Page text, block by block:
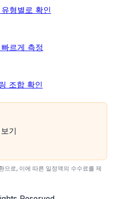
형별로 확인
르게 측정
조합 확인
으로, 이에 따른 일정액의 수수료를 제